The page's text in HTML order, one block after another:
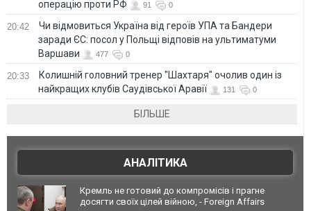
операцію проти РФ 91 0
20:42
Чи відмовиться Україна від героїв УПА та Бандери
заради ЄС: посол у Польщі відповів на ультиматуми
Варшави
477 0
20:33
Колишній головний тренер "Шахтаря" очолив один із
найкращих клубів Саудівської Аравії
131 0
БІЛЬШЕ
АНАЛІТИКА
Кремль не готовий до компромісів і прагне
досягти своїх цілей війною, - Foreign Affairs